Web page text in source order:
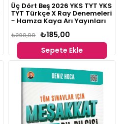
Üç Dört Beş 2026 YKS TYT YKS
TYT Türkçe X Ray Denemeleri
- Hamza Kaya Arı Yayınları
₺185,00
₺290,00
Sepete Ekle